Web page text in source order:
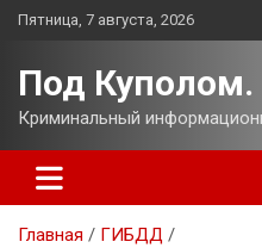
Перейти
Пятница, 7 августа, 2026
Под Куполом.
Криминальный
Главная
ГИБДД